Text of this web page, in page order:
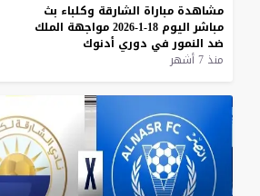
مشاهدة مباراة الشارقة وكلباء بث
مباشر اليوم 18-1-2026 مواجهة الملك
ضد النمور في دوري أدنوك
منذ 7 أشهر